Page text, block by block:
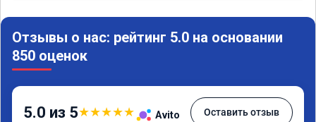
Отзывы о нас: рейтинг 5.0 на основании
850 оценок
5.0 из 5★★★★★ Avito Оставить отзыв